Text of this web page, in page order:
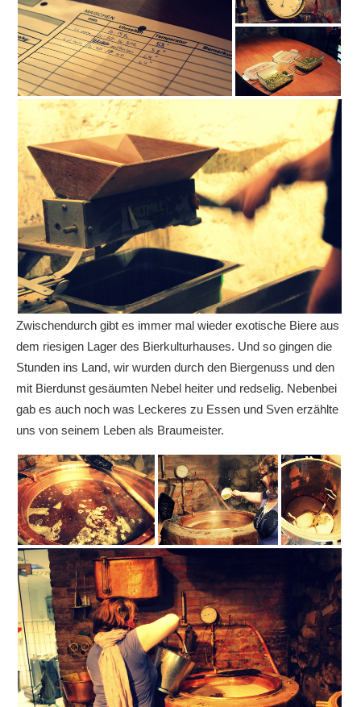
Zwischendurch gibt es immer mal wieder exotische Biere aus
dem riesigen Lager des Bierkulturhauses. Und so gingen die
Stunden ins Land, wir wurden durch den Biergenuss und den
mit Bierdunst gesäumten Nebel heiter und redselig. Nebenbei
gab es auch noch was Leckeres zu Essen und Sven erzählte
uns von seinem Leben als Braumeister.